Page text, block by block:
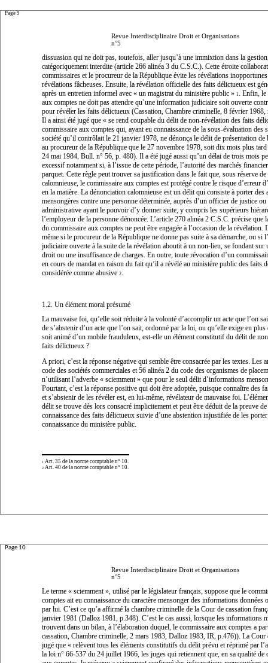
Page 9
Revue Interdisciplinaire Droit et Organisations
n°5
dissuasion qui ne doit pas, toutefois, aller jusqu’à une immixtion dans la
catégoriquement interdite (article 266 alinéa 3 du C.S.C.). Cette étroite
commissaires et le procureur de la République évite les révélations
révélations fâcheuses. Ensuite, la révélation officielle des faits délictueux est
après un entretien informel avec « un magistrat du ministère public » 1. Enfin, le
aux comptes ne doit pas attendre qu’une information judiciaire soit ouverte
pour révéler les faits délictueux (Cassation, Chambre criminelle, 8 février 1968,
Il a ainsi été jugé que « se rend coupable du délit de non-révélation des faits
commissaire aux comptes qui, ayant eu connaissance de la sous-évaluation des
société qu’il contrôlait le 21 janvier 1978, ne dénonça le délit de présentation de
au procureur de la République que le 27 novembre 1978, soit dix mois plus tard
24 mai 1984, Bull. n° 56, p. 480). Il a été jugé aussi qu’un délai de trois mois
excessif notamment si, à l’issue de cette période, l’autorité des marchés
parquet. Cette règle peut trouver sa justification dans le fait que, sous réserve
calomnieuse, le commissaire aux comptes est protégé contre le risque d’erreur
en la matière. La dénonciation calomnieuse est un délit qui consiste à porter des
mensongères contre une personne déterminée, auprès d’un officier de justice
administrative ayant le pouvoir d’y donner suite, y compris les supérieurs
l’employeur de la personne dénoncée. L’article 270 alinéa 2 C.S.C. précise que
du commissaire aux comptes ne peut être engagée à l’occasion de la révélation.
même si le procureur de la République ne donne pas suite à sa démarche, ou si
judiciaire ouverte à la suite de la révélation aboutit à un non-lieu, se fondant sur
droit ou une insuffisance de charges. En outre, toute révocation d’un
en cours de mandat en raison du fait qu’il a révélé au ministère public des faits
considérée comme abusive 2.
1.2. Un élément moral présumé
La mauvaise foi, qu’elle soit réduite à la volonté d’accomplir un acte que l’on
de s’abstenir d’un acte que l’on sait, ordonné par la loi, ou qu’elle exige en plus
soit animé d’un mobile frauduleux, est-elle un élément constitutif du délit de
faits délictueux ?
A priori, c’est la réponse négative qui semble être consacrée par les textes. Les
code des sociétés commerciales et 56 alinéa 2 du code des organismes de
n’utilisant l’adverbe « sciemment» que pour le seul délit d’informations
Pourtant, c’est la réponse positive qui doit être adoptée, puisque connaître des
et s’abstenir de les révéler est, en lui-même, révélateur de mauvaise foi.
délit se trouve dès lors consacré implicitement et peut être déduit de la preuve
connaissance des faits délictueux suivie d’une abstention injustifiée de les
connaissance du ministère public.
1 Art. 35 de la norme comptable n° 10.
2 Art. 40 de la norme comptable n° 10.
Page 10
Revue Interdisciplinaire Droit et Organisations
n°5
Le terme « sciemment », utilisé par le législateur français, suppose que le
comptes ait eu connaissance du caractère mensonger des informations données
par lui. C’est ce qu’a affirmé la chambre criminelle de la Cour de cassation
janvier 1981 (Dalloz 1981, p.348). C’est le cas aussi, lorsque les informations
trouvent dans un bilan, à l’élaboration duquel, le commissaire aux comptes a
cassation, Chambre criminelle, 2 mars 1983, Dalloz 1983, IR, p.476)). La Cour
jugé que « relèvent tous les éléments constitutifs du délit prévu et réprimé par
la loi n° 66-537 du 24 juillet 1966, les juges qui retiennent que, en sa qualité de